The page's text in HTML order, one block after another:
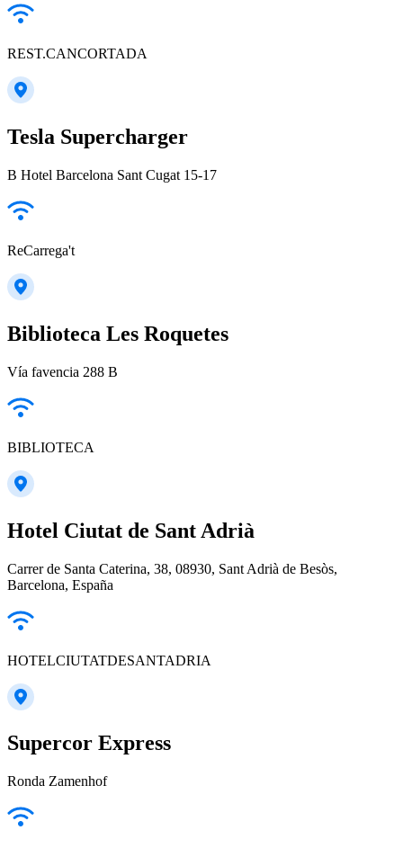
REST.CANCORTADA
Tesla Supercharger
B Hotel Barcelona Sant Cugat 15-17
ReCarrega't
Biblioteca Les Roquetes
Vía favencia 288 B
BIBLIOTECA
Hotel Ciutat de Sant Adrià
Carrer de Santa Caterina, 38, 08930, Sant Adrià de Besòs,
Barcelona, España
HOTELCIUTATDESANTADRIA
Supercor Express
Ronda Zamenhof